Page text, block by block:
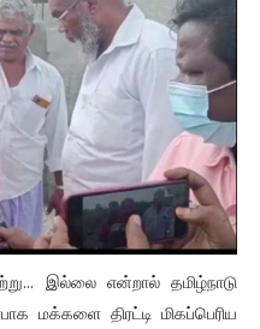
இல்லை என்றால் தமிழ்நாடு
மக்களை திரட்டி மிகப்பெரிய